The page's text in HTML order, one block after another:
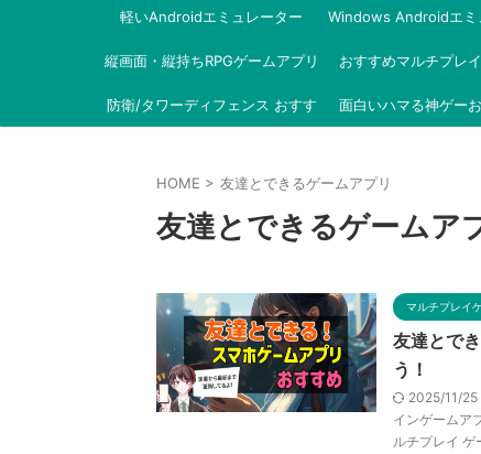
アプリ
軽いAndroidエミュレーター Windows Androidエミ
ー
縦画面・縦持ちRPGゲームアプリ おすすめマルチプレ
防衛/タワーディフェンス おすす 面白いハマる神ゲー
HOME > 友達とできるゲームアプリ
友達とできるゲームア
マルチプレイ
友達とで
う！
2025/11/25
インゲームア
ルチプレイ ゲ